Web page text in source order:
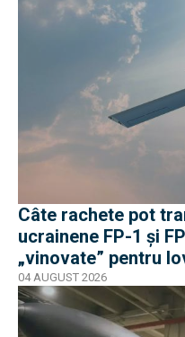
Câte rachete pot
ucrainene FP-1 și
„vinovate” pentru
04 AUGUST 2026